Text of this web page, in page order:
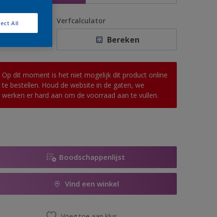
Verfcalculator
Bereken
Op dit moment is het niet mogelijk dit product online
te bestellen. Houd de website in de gaten, we
werken er hard aan om de voorraad aan te vullen.
Boodschappenlijst
Vind een winkel
All